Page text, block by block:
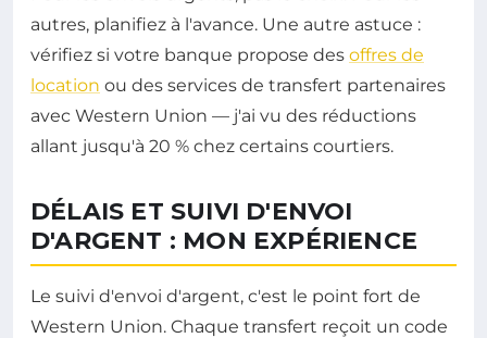
autres, planifiez à l'avance. Une autre astuce :
vérifiez si votre banque propose des offres de
location ou des services de transfert partenaires
avec Western Union — j'ai vu des réductions
allant jusqu'à 20 % chez certains courtiers.
DÉLAIS ET SUIVI D'ENVOI
D'ARGENT : MON EXPÉRIENCE
Le suivi d'envoi d'argent, c'est le point fort de
Western Union. Chaque transfert reçoit un code